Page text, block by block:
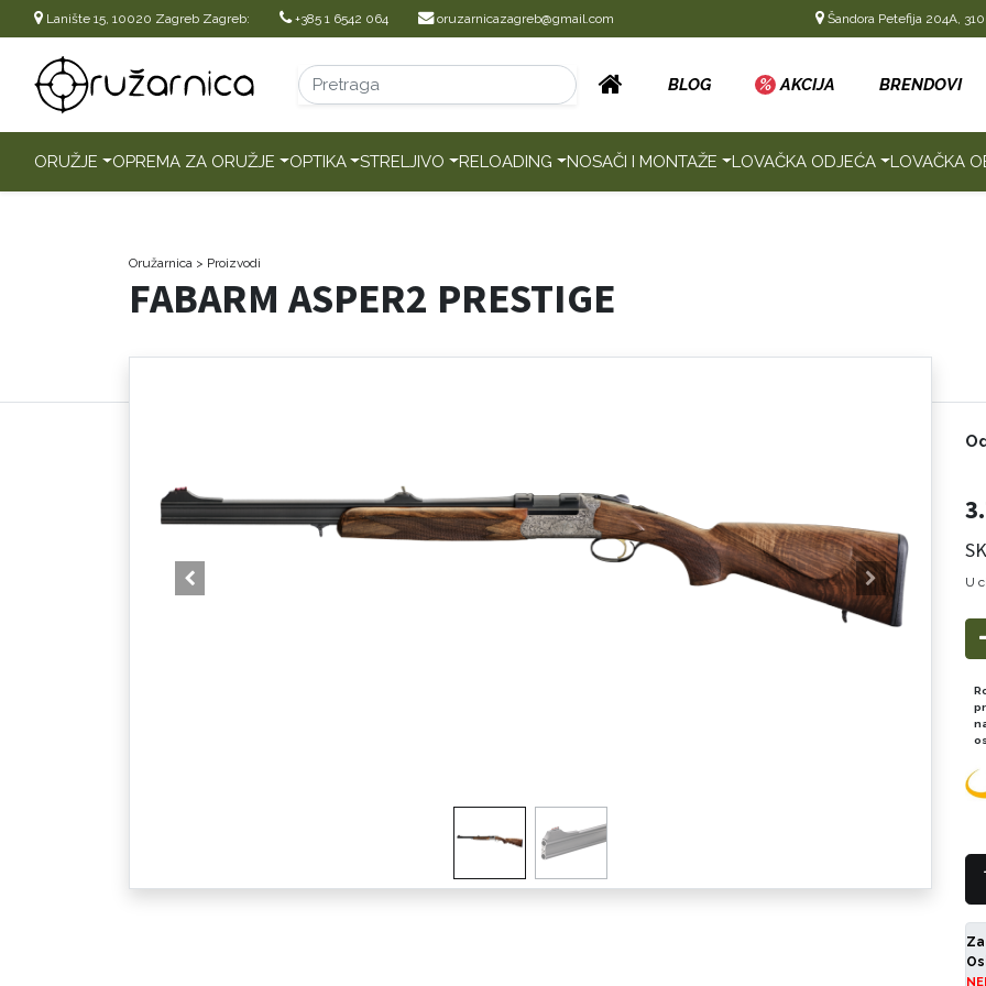
Lanište 15, 10020 Zagreb Zagreb: +385 1 6542 064 oruzarnicazagreb@gmail.com Šandora Petefija 204A,
BLOG % AKCIJA BRENDOVI
ORUŽJE OPREMA ZA ORUŽJE OPTIKA STRELJIVO RELOADING NOSAČI I MONTAŽE LOVAČKA ODJEĆA LOVAČKA
Oružarnica > Proizvodi
FABARM ASPER2 PRESTIGE
U